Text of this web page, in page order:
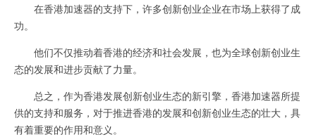
在香港加速器的支持下，许多创新创业企业在市场上获得了成
功。
他们不仅推动着香港的经济和社会发展，也为全球创新创业生
态的发展和进步贡献了力量。
总之，作为香港发展创新创业生态的新引擎，香港加速器所提
供的支持和服务，对于推进香港的发展和创新创业生态的壮大，具
有着重要的作用和意义。